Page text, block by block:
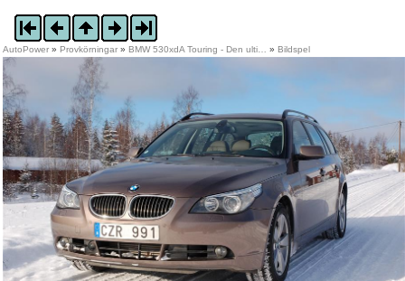
AutoPower » Provkörningar » BMW 530xdA Touring - Den ulti… » Bildspel